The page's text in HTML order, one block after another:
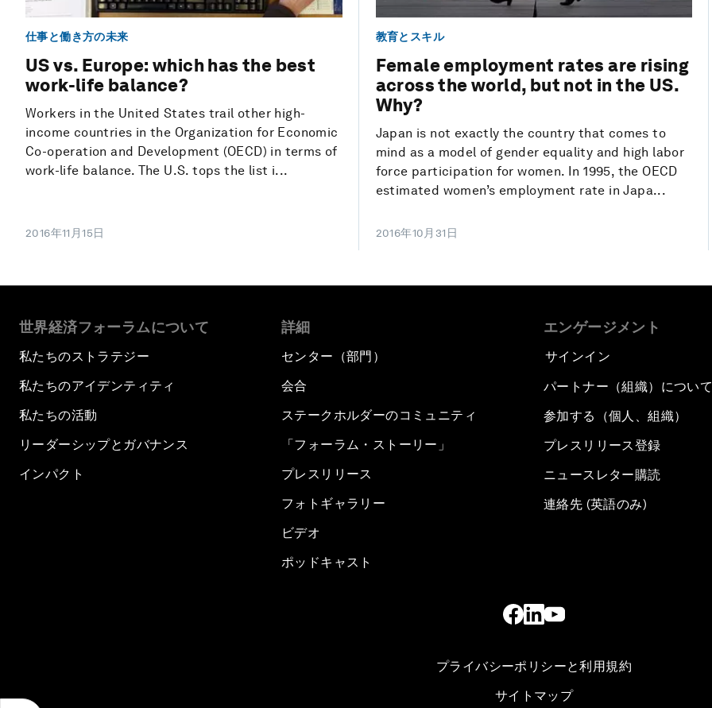
仕事と働き方の未来
US vs. Europe: which has the best
work-life balance?
Workers in the United States trail other high-
income countries in the Organization for Economic
Co-operation and Development (OECD) in terms of
work-life balance. The U.S. tops the list i...
2016年11月15日
教育とスキル
Female employment rates are rising
across the world, but not in the US.
Why?
Japan is not exactly the country that comes to
mind as a model of gender equality and high labor
force participation for women. In 1995, the OECD
estimated women’s employment rate in Japa...
2016年10月31日
世界経済フォーラムについて
私たちのストラテジー
私たちのアイデンティティ
私たちの活動
リーダーシップとガバナンス
インパクト
詳細
センター（部門）
会合
ステークホルダーのコミュニティ
「フォーラム・ストーリー」
プレスリリース
フォトギャラリー
ビデオ
ポッドキャスト
エンゲージメント
サインイン
パートナー（組織）につい
参加する（個人、組織）
プレスリリース登録
ニュースレター購読
連絡先 (英語のみ)
プライバシーポリシーと利用規約
サイトマップ